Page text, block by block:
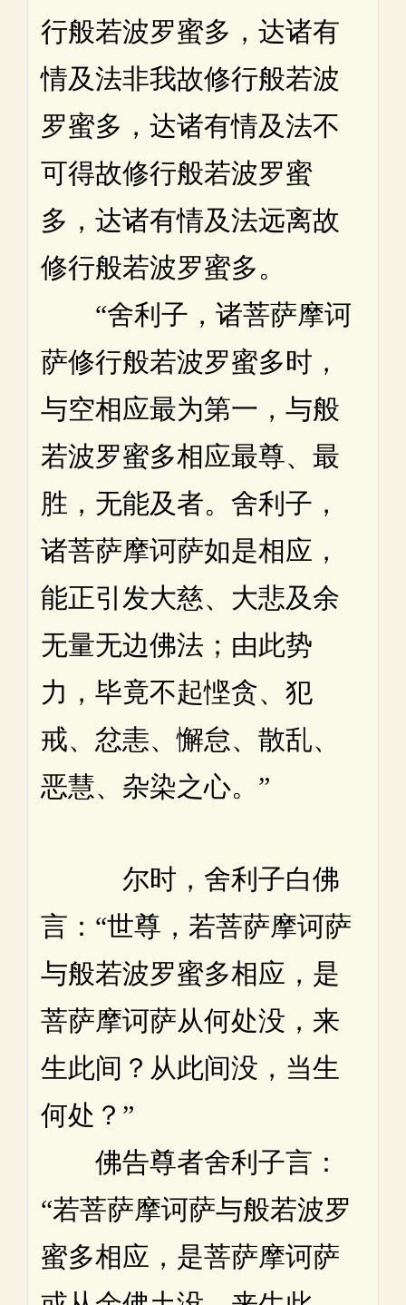
行般若波罗蜜多，达诸有
情及法非我故修行般若波
罗蜜多，达诸有情及法不
可得故修行般若波罗蜜
多，达诸有情及法远离故
修行般若波罗蜜多。
“舍利子，诸菩萨摩诃
萨修行般若波罗蜜多时，
与空相应最为第一，与般
若波罗蜜多相应最尊、最
胜，无能及者。舍利子，
诸菩萨摩诃萨如是相应，
能正引发大慈、大悲及余
无量无边佛法；由此势
力，毕竟不起悭贪、犯
戒、忿恚、懈怠、散乱、
恶慧、杂染之心。”
尔时，舍利子白佛
言：“世尊，若菩萨摩诃萨
与般若波罗蜜多相应，是
菩萨摩诃萨从何处没，来
生此间？从此间没，当生
何处？”
佛告尊者舍利子言：
“若菩萨摩诃萨与般若波罗
蜜多相应，是菩萨摩诃萨